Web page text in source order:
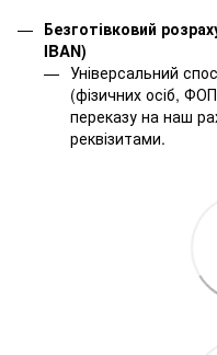
Безготівковий
IBAN)
Універсальний
(фізичних осіб,
переказу на наш
реквізитами.